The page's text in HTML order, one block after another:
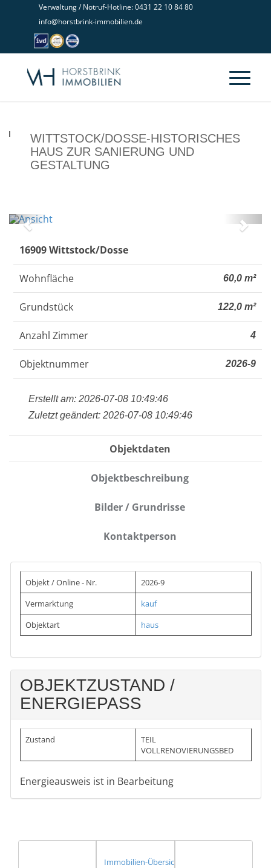
Verwaltung / Notruf-Hotline: 0431 22 10 84 80
info@horstbrink-immobilien.de
WITTSTOCK/DOSSE-HISTORISCHES
HAUS ZUR SANIERUNG UND
GESTALTUNG
Zurück
16909 Wittstock/Dosse
Wohnfläche 60,0 m²
Grundstück 122,0 m²
Anzahl Zimmer 4
Objektnummer 2026-9
Erstellt am: 2026-07-08 10:49:46
Zuletzt geändert: 2026-07-08 10:49:46
Objektdaten
Objektbeschreibung
Bilder / Grundrisse
Kontaktperson
Objekt / Online - Nr.
2026-9
Vermarktung
kauf
Objektart
haus
OBJEKTZUSTAND /
ENERGIEPASS
Zustand
TEIL
VOLLRENOVIERUNGSBED
Energieausweis ist in Bearbeitung
Immobilien-Übersicht